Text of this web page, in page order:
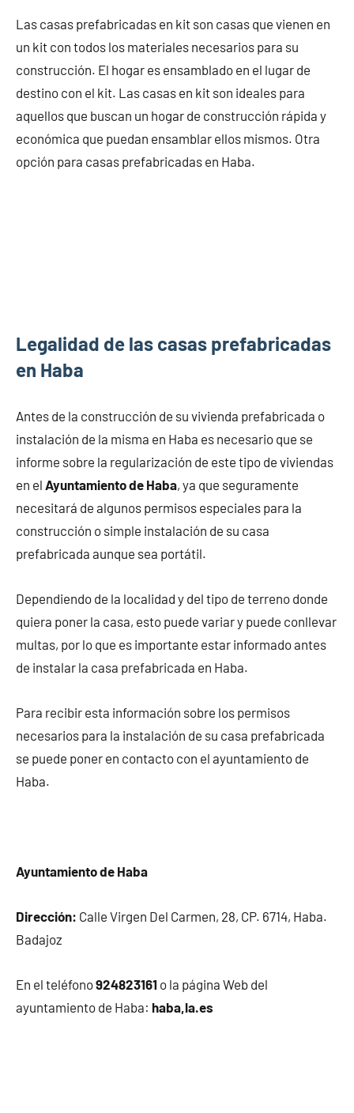
Las casas prefabricadas en kit son casas que vienen en
un kit con todos los materiales necesarios para su
construcción. El hogar es ensamblado en el lugar de
destino con el kit. Las casas en kit son ideales para
aquellos que buscan un hogar de construcción rápida y
económica que puedan ensamblar ellos mismos. Otra
opción para casas prefabricadas en Haba.
Legalidad de las casas prefabricadas
en Haba
Antes de la construcción de su vivienda prefabricada o
instalación de la misma en Haba es necesario que se
informe sobre la regularización de este tipo de viviendas
en el Ayuntamiento de Haba, ya que seguramente
necesitará de algunos permisos especiales para la
construcción o simple instalación de su casa
prefabricada aunque sea portátil.
Dependiendo de la localidad y del tipo de terreno donde
quiera poner la casa, esto puede variar y puede conllevar
multas, por lo que es importante estar informado antes
de instalar la casa prefabricada en Haba.
Para recibir esta información sobre los permisos
necesarios para la instalación de su casa prefabricada
se puede poner en contacto con el ayuntamiento de
Haba.
Ayuntamiento de Haba
Dirección: Calle Virgen Del Carmen, 28, CP. 6714, Haba.
Badajoz
En el teléfono924823161 o la página Web del
ayuntamiento de Haba: haba,la.es